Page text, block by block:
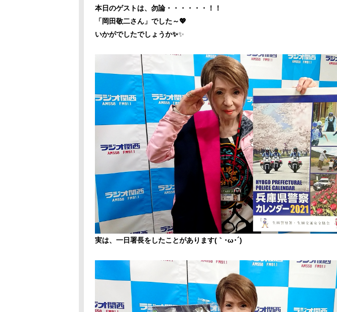
本日のゲストは、勿論・・・・・・！！
「岡田敬二さん」でした～💖
いかがでしたでしょうか✨✨
実は、一日署長をしたことがあります(｀･ω･´)ゞ